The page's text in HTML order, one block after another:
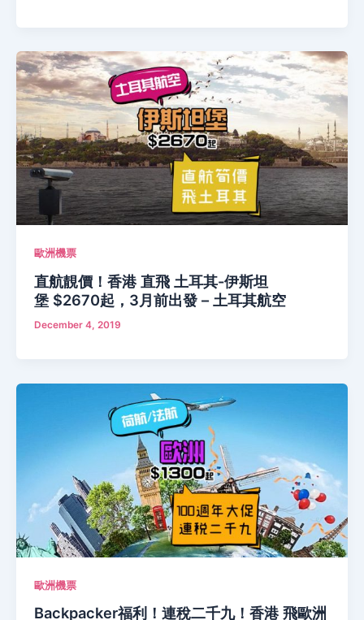
歐洲機票
直航靚價！香港 直飛 土耳其-伊斯坦
堡 $2670起，3月前出發 – 土耳其航空
December 4, 2019
歐洲機票
Backpacker福利！連稅二千九！香港 飛歐洲